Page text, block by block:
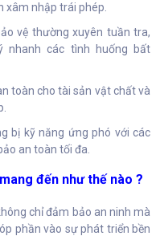
xâm nhập trái phép.
vệ thường xuyên tuần tra,
nhanh các tình huống bất
toàn cho tài sản vật chất và
bị kỹ năng ứng phó với các
an toàn tối đa.
đến như thế nào ?
chỉ đảm bảo an ninh mà
phần vào sự phát triển bền